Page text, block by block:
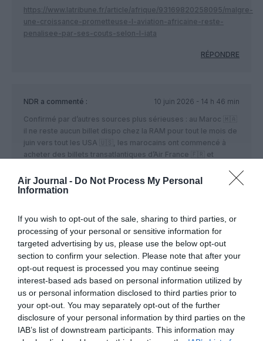
Air Journal - Do Not Process My Personal
Information
If you wish to opt-out of the sale, sharing to third parties, or
processing of your personal or sensitive information for
targeted advertising by us, please use the below opt-out
section to confirm your selection. Please note that after your
opt-out request is processed you may continue seeing
interest-based ads based on personal information utilized by
us or personal information disclosed to third parties prior to
your opt-out. You may separately opt-out of the further
disclosure of your personal information by third parties on the
IAB’s list of downstream participants. This information may
https://www.latribune.fr/article/afrique/93169820258095/malgre-
une-croissance-prometteuse-l-aviation-africaine-reste-
penalisee-par-ses-couts-selon-l-iata
RÉPONDRE
NDR a commenté :
10 juin 2026 - 14 h 46 min
Confirmé par d’autres sources plus sérieuses : au Maroc 🇲🇦
il ne reste aucun billet dispo chez la RAM pour tout le mois de
juin vers tout les USA 🇺🇸, les marocains ont commencé à
acheter des billets transatlantiques d’Air France 🇫🇷 et
Lufthz se posait a CMN !
Les marocains veulent battre le Brésil 🇧🇷 pour se venger de
ce pays qui a vendu le Match à la Norvège 🇳🇴
volontairement d’une manière flagrante en 1998 ⚽️ pour
éliminer le Maroc 🇲🇦 le représentant de l’ Afrique.
RÉPONDRE
NDR a commenté : 11 juin 2026 - 20 h 35 min